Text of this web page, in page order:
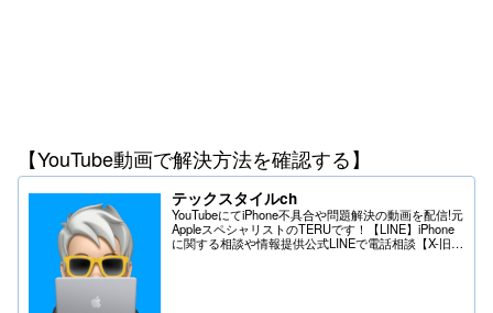
【YouTube動画で解決方法を確認する】
テックスタイルch
YouTubeにてiPhone不具合や問題解決の動画を配信!元
AppleスペシャリストのTERUです！【LINE】iPhone
に関する相談や情報提供公式LINEで電話相談【X-旧